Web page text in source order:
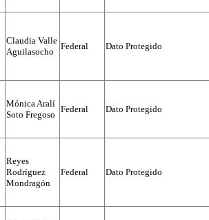
Claudia Valle
Aguilasocho
Federal Dato Protegido
Mónica Aralí
Soto Fregoso
Federal Dato Protegido
Reyes
Rodríguez
Mondragón
Federal Dato Protegido